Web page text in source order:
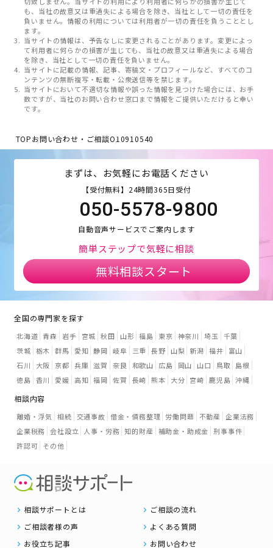
も、当社の故意又は重過失による場合を除き、当社として一切の責任を
負いません。情報の利用については利用者が一切の責任を負うこととし
ます。
当サイトの情報は、予告なしに変更されることがあります。変更によっ
て利用者に何らかの損害が生じても、当社の故意又は重過失による場合
を除き、当社として一切の責任を負いません。
当サイトに記載の情報、記事、寄稿文・プロフィールなど、すべてのコ
ンテンツの無断複写・転載・公衆送信等を禁じます。
当サイトにおいて不適切な情報や誤った情報を見つけた場合には、お手
数ですが、当社のお問い合わせ窓口まで情報をご提供いただけると幸い
です。
TOPお問い合わせ・ご相談O10910540
まずは、お気軽にお電話ください
【受付無料】24時間365日受付
050-5578-9800
自動音声サービスでご案内します
簡単ステップで気軽に相談
無料相談スタート
全国の専門家を探す
北海道 青森 岩手 宮城 秋田 山形 福島 東京 神奈川 埼玉
千葉
茨城 栃木 群馬 愛知 静岡 岐阜 三重 長野 山梨 新潟 福井
富山
石川
大阪 京都 兵庫 滋賀 奈良 和歌山 広島 岡山 山口 鳥取
島根
徳島 香川 愛媛 高知 福岡 佐賀 長崎 熊本 大分 宮崎 鹿児島 沖縄
相談内容
離婚・浮気 相続 交通事故 借金・債務整理 労働問題 不動産 企業法務
企業税務 会社設立 人事・労務 知的財産 補助金・助成金 刑事事件
許認可 その他
相談サポートとは
ご相談の流れ
ご相談者様の声
よくある質問
お役立ち記事
お問い合わせ